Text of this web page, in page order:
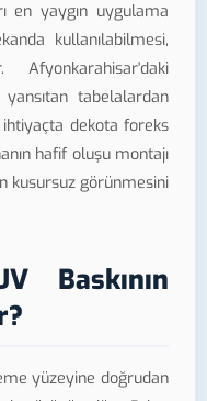
en yaygın uygulama
kullanılabilmesi,
tabelalardan
dekota foreks
hafif oluşu montajı
kusursuz görünmesini
Baskının
yüzeyine doğrudan